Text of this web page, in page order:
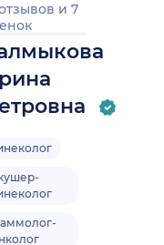
и 7